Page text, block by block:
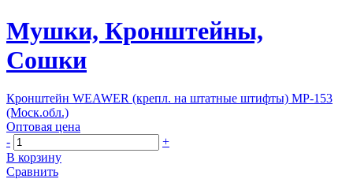
Мушки, Кронштейны,
Сошки
Кронштейн WEAWER (крепл. на штатные штифты) МР-153
(Моск.обл.)
Оптовая цена
-
+
В корзину
Сравнить